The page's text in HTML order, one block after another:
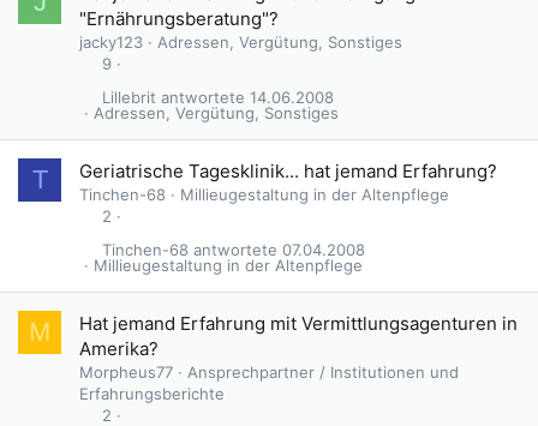
"Ernährungsberatung"?
jacky123
Adressen, Vergütung, Sonstiges
9
Adressen, Vergütung, Sonstiges
14.06.2008
Lillebrit
T Geriatrische Tagesklinik... hat jemand Erfahrung?
Tinchen-68
Millieugestaltung in der Altenpflege
2
Millieugestaltung in der Altenpflege
07.04.2008
Tinchen-68
M
Hat jemand Erfahrung mit Vermittlungsagenturen in
Amerika?
Morpheus77
Ansprechpartner / Institutionen und
Erfahrungsberichte
2